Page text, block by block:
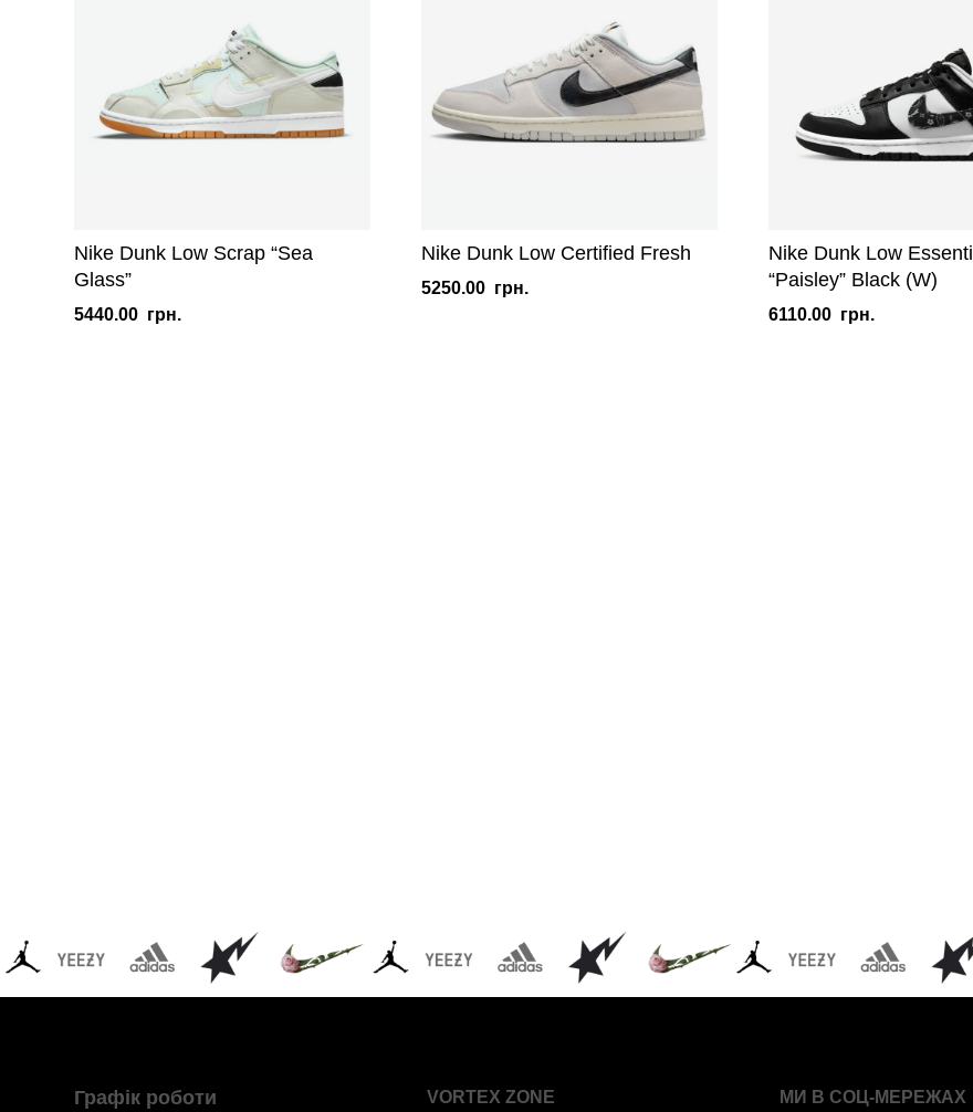
Nike Dunk Low Scrap “Sea
Glass”
5440.00 грн.
Nike Dunk Low Certified Fresh
5250.00 грн.
Nike Dunk Low
“Paisley” Black (W)
6110.00 грн.
Графік роботи VORTEX ZONE МИ В СОЦ-МЕРЕЖАХ